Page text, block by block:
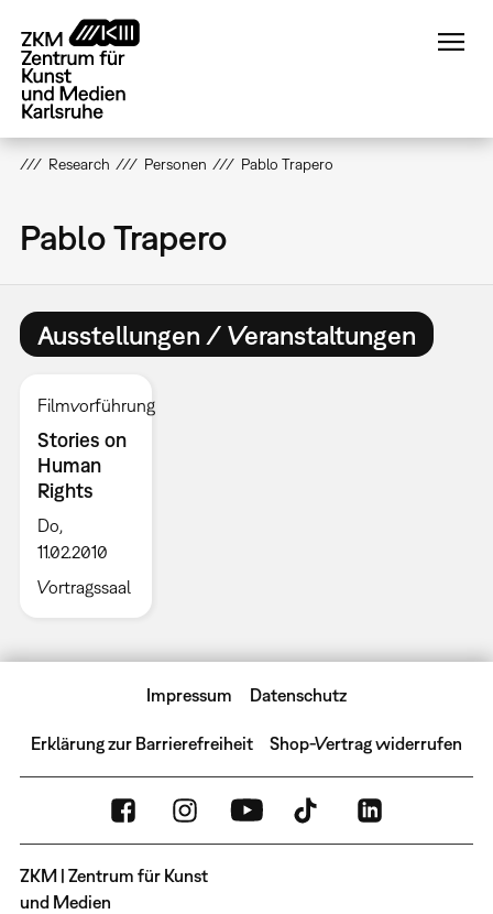
zum
Inhalt
Research Personen Pablo Trapero
Pablo Trapero
Ausstellungen / Veranstaltungen
Filmvorführung
Stories on
Human
Rights
Do,
11.02.2010
Vortragssaal
Impressum Datenschutz
Erklärung zur Barrierefreiheit Shop-Vertrag widerrufen
ZKM | Zentrum für Kunst
und Medien